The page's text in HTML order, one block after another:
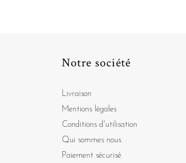
Notre société
Livraison
Mentions légales
Conditions d'utilisation
Qui sommes nous
Paiement sécurisé